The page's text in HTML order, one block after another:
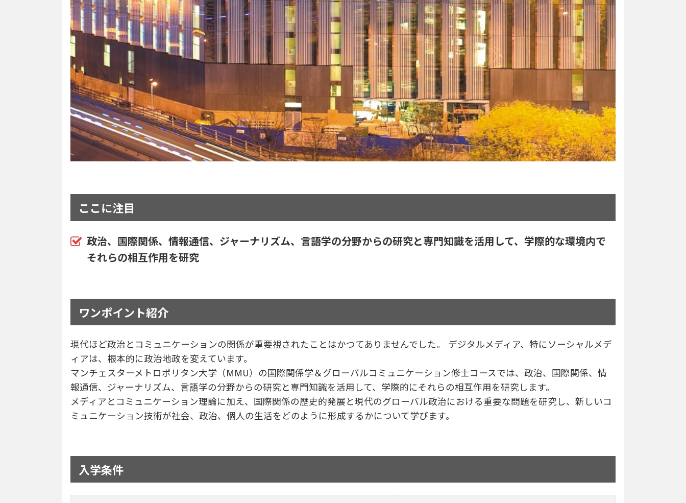
ここに注目
政治、国際関係、情報通信、ジャーナリズム、言語学の分野からの研究と専門知識を活用して、学際的な環境内で
それらの相互作用を研究
ワンポイント紹介
現代ほど政治とコミュニケーションの関係が重要視されたことはかつてありませんでした。 デジタルメディア、特にソーシャルメデ
ィアは、根本的に政治地政を変えています。
マンチェスターメトロポリタン大学（MMU）の国際関係学＆グローバルコミュニケーション修士コースでは、政治、国際関係、情
報通信、ジャーナリズム、言語学の分野からの研究と専門知識を活用して、学際的にそれらの相互作用を研究します。
メディアとコミュニケーション理論に加え、国際関係の歴史的発展と現代のグローバル政治における重要な問題を研究し、新しいコ
ミュニケーション技術が社会、政治、個人の生活をどのように形成するかについて学びます。
入学条件